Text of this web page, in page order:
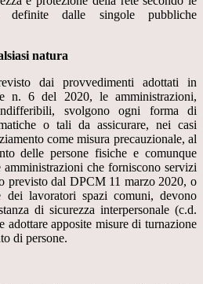
dalle singole pubbliche
natura
dai provvedimenti adottati in
n. 6 del 2020, le amministrazioni,
svolgono ogni forma di
o tali da assicurare, nei casi
come misura precauzionale, al
delle persone fisiche e comunque
che forniscono servizi
previsto dal DPCM 11 marzo 2020, o
dei lavoratori spazi comuni, devono
di sicurezza interpersonale (c.d.
adottare apposite misure di turnazione
di persone.